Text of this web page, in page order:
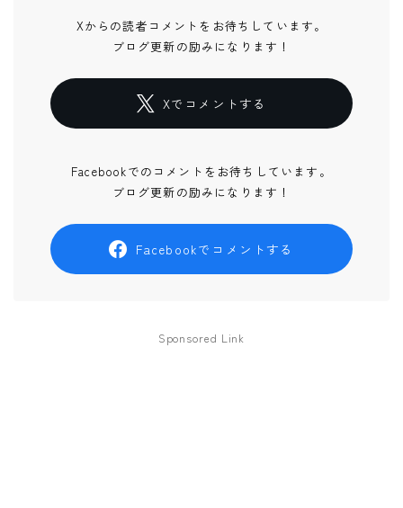
Xからの読者コメントをお待ちしています。
ブログ更新の励みになります！
Xでコメントする
Facebookでのコメントをお待ちしています。
ブログ更新の励みになります！
Facebookでコメントする
Sponsored Link